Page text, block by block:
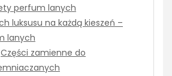
perfum lanych
luksusu na każdą kieszeń –
lanych
Części zamienne do